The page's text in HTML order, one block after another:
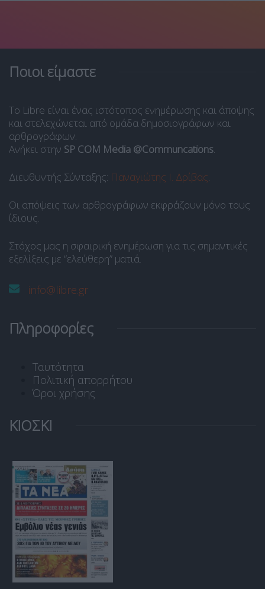
Ποιοι είμαστε
Το Libre είναι ένας ιστότοπος ενημέρωσης και άποψης
και στελεχώνεται από ομάδα δημοσιογράφων και
αρθρογράφων.
Ανήκει στην SP COM Media @Communcations.
Διευθυντής Σύνταξης: Παναγιώτης Ι. Δρίβας.
Οι απόψεις των αρθρογράφων εκφράζουν μόνο τους
ίδιους.
Στόχος μας η σφαιρική ενημέρωση για τις σημαντικές
εξελίξεις με “ελεύθερη” ματιά.
info@libre.gr
Πληροφορίες
Ταυτότητα
Πολιτική απορρήτου
Όροι χρήσης
ΚΙΟΣΚΙ